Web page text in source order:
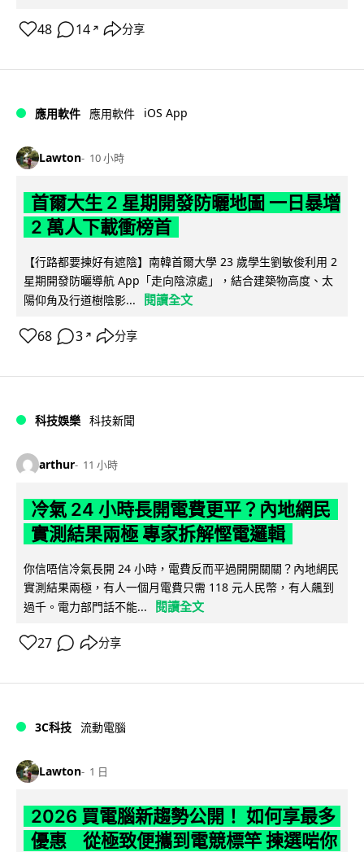
48 14 ↗ 分享
應用軟件 應用軟件 iOS App
Lawton 10 小時
首爾大生 2 星期開發防曬地圖 一日暴增
2 萬人下載衝榜首
【行路都要揀好有遮陰】南韓首爾大學 23 歲學生劉敏俊利用 2
星期開發防曬導航 App「走向陰涼處」，結合建築物高度、太
陽仰角及行道樹陰影...
閱讀全文
68 3 ↗ 分享
科技娛樂 科技新聞
arthur 11 小時
冷氣 24 小時長開電費更平？內地網民
實測結果兩極 專家拆解慳電邏輯
你信唔信冷氣長開 24 小時，電費反而平過開開關關？內地網民
實測結果兩極，有人一個月電費只需 118 元人民幣，有人飆到
過千。電力部門話不能...
閱讀全文
27 分享
3C科技 流動電腦
Lawton 1 日
2026 買電腦新趨勢公開！ 如何享最多
優惠 從極致便攜到電競標竿 揀選啱你